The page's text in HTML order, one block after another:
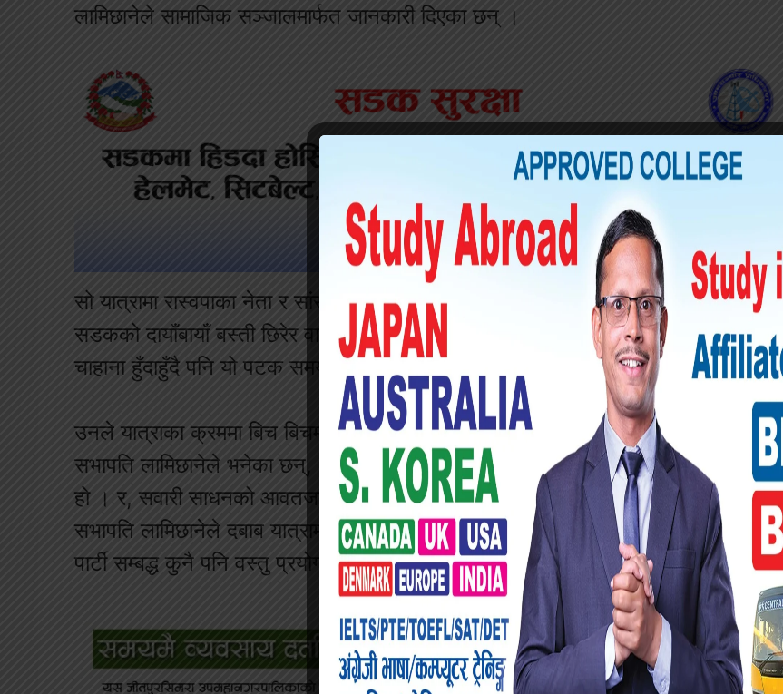
लामिछानेले सामाजिक सञ्जालमार्फत जानकारी दिएका छन् ।
सो यात्रामा रास्वपाका नेता र सांसदहरू समेत सहभागी हुने जनाइएको छ । यात्राका क्रममा
सडकको दायाँबायाँ बस्ती छिरेर वा निश्चित ठाउँमा भेला भएर स्थानीयवासीसँग अन्तरक्रिया गर्ने
चाहाना हुँदाहुँदै पनि यो पटक समय छुट्याउन असमर्थ भएको सभापति लामिछानेले बताएका छन् ।
उनले यात्राका क्रममा बिच बिचमा स्वागत वा अन्य कार्यक्रम नराख्न समेत अनुरोध गरेका छन् ।
सभापति लामिछानेले भनेका छन्, ‘हाम्रो उद्देश्य साङ्केतिक रूपमा सरकारको ध्यानाकर्षण गराउनु
हो । र, सवारी साधनको आवतजावतमा कुनै अवरोध नहोस् भन्नेमा पनि हामी सचेत छौँ ।’
सभापति लामिछानेले दबाब यात्रामा साथ दिन आउने कसैले पनि झन्डा, लोगो, टिसर्ट लगायत
पार्टी सम्बद्ध कुनै पनि वस्तु प्रयोग नगरिदिन समेत आग्रह गरेका छन् ।